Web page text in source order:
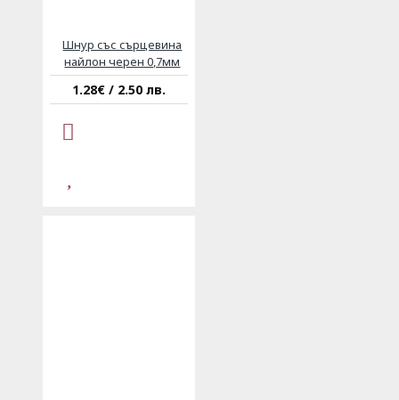
Шнур със сърцевина
найлон черен 0,7мм
1.28€ / 2.50 лв.